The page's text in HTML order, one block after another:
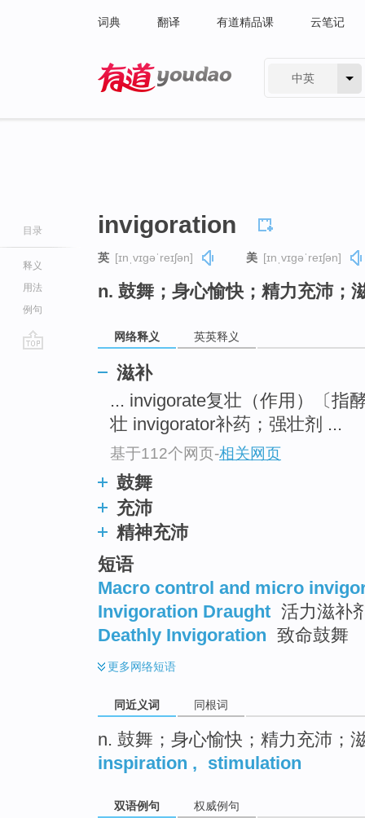
词典 翻译 有道精品课 云笔记
中英
目录
释义
用法
例句
invigoration
英 [ɪnˌvɪɡəˈreɪʃən] 美 [ɪnˌvɪɡəˈreɪʃən]
n. 鼓舞；身心愉快；精力充沛；
网络释义 英英释义
滋补
... invigorate复壮（作用）〔指
壮 invigorator补药；强壮剂 ...
基于112个网页-相关网页
鼓舞
充沛
精神充沛
短语
Macro control and micro
Invigoration Draught 活力滋补
Deathly Invigoration 致命鼓舞
更多网络短语
同近义词 同根词
n. 鼓舞；身心愉快；精力充沛；
inspiration , stimulation
双语例句 权威例句